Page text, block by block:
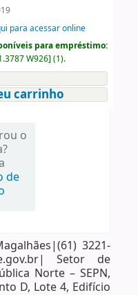
para acessar online
para empréstimo:
W926] (1).
carrinho
o
de
3221-
Setor de
Norte – SEPN,
D, Lote 4, Edifício